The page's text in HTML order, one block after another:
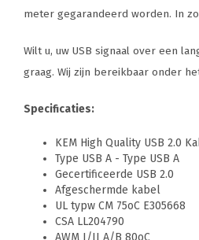
meter gegarandeerd worden. In
Wilt u, uw USB signaal over een
graag. Wij zijn bereikbaar onder
Specificaties:
KEM High Quality USB 2.0
Type USB A - Type USB A
Gecertificeerde USB 2.0
Afgeschermde kabel
UL typw CM 75oC E305668
CSA LL204790
AWM I/II A/B 80oC